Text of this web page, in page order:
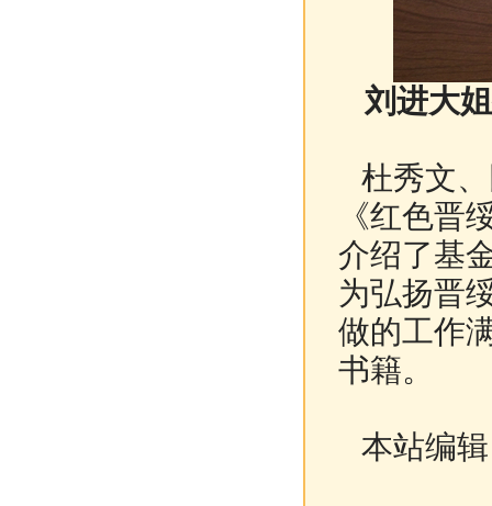
刘进大
杜秀文
《红色晋
介绍了基
为弘扬晋
做的工作
书籍。
本站编